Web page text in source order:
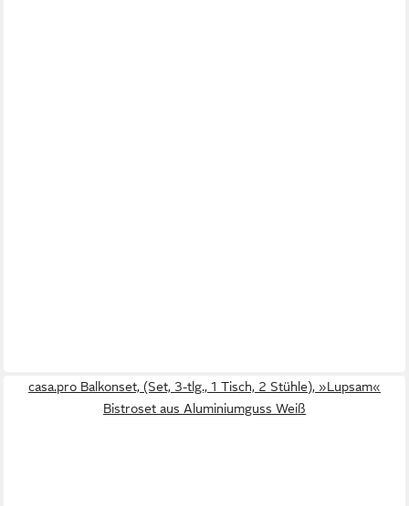
casa.pro Balkonset, (Set, 3-tlg., 1 Tisch, 2 Stühle), »Lupsam«
Bistroset aus Aluminiumguss Weiß